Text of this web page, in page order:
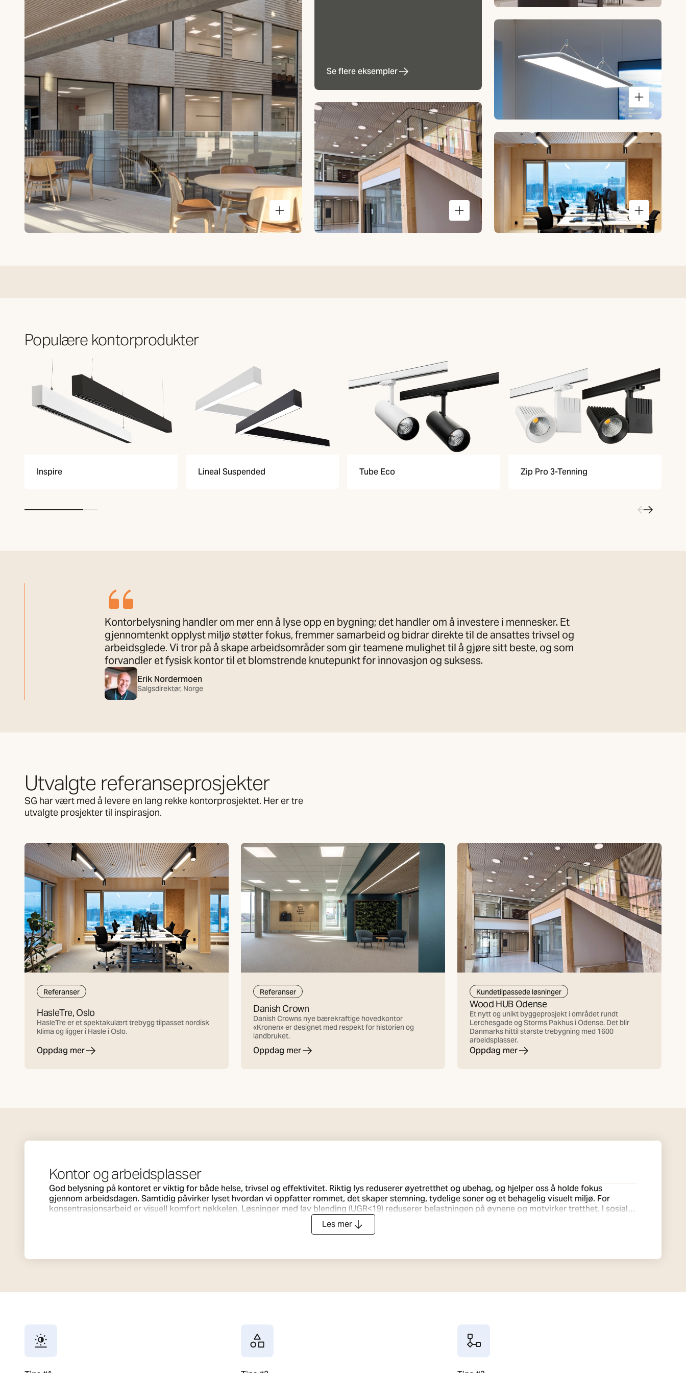
Se flere eksempler
Populære kontorprodukter
Inspire Lineal Suspended Tube Eco Zip Pro 3-Tenning
Kontorbelysning handler om mer enn å lyse opp en bygning; det handler om å investere i mennesker. Et
gjennomtenkt opplyst miljø støtter fokus, fremmer samarbeid og bidrar direkte til de ansattes trivsel og
arbeidsglede. Vi tror på å skape arbeidsområder som gir teamene mulighet til å gjøre sitt beste, og som
forvandler et fysisk kontor til et blomstrende knutepunkt for innovasjon og suksess.
Erik Nordermoen
Salgsdirektør, Norge
Utvalgte referanseprosjekter
SG har vært med å levere en lang rekke kontorprosjektet. Her er tre
utvalgte prosjekter til inspirasjon.
Referanser
HasleTre, Oslo
HasleTre er et spektakulært trebygg tilpasset nordisk
klima og ligger i Hasle i Oslo.
Oppdag mer
Referanser
Danish Crown
Danish Crowns nye bærekraftige hovedkontor
«Kronen» er designet med respekt for historien og
landbruket.
Oppdag mer
Kundetilpassede løsninger
Wood HUB Odense
Et nytt og unikt byggeprosjekt i området rundt
Lerchesgade og Storms Pakhus i Odense. Det blir
Danmarks hittil største trebygning med 1600
arbeidsplasser.
Oppdag mer
Kontor og arbeidsplasser
God belysning på kontoret er viktig for både helse, trivsel og effektivitet. Riktig lys reduserer øyetretthet og ubehag, og hjelper oss å holde fokus
gjennom arbeidsdagen. Samtidig påvirker lyset hvordan vi oppfatter rommet, det skaper stemning, tydelige soner og et behagelig visuelt miljø. For
konsentrasjonsarbeid er visuell komfort nøkkelen. Løsninger med lav blending (UGR<19) reduserer belastningen på øynene og motvirker tretthet. I sosiale
soner og møterom kan lyset brukes til å skape en innbydende og energisk atmosfære. Ved å ta i bruk menneskesentrisk belysning (Human Centric
Lighting), kan vi skape løsninger som etterligner dagslysets naturlige variasjon. Dette støtter de ansattes døgnrytme, øker energinivået og forbedrer det
suksess. Som leverandør hjelper vi deg gjerne med å finne gode produkter og løsninger. Med riktig innsikt kan du også planlegge og tilpasse belysningen
Les mer